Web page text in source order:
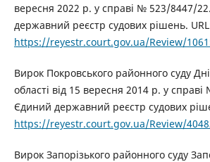
вересня 2022 р. у справі № 523/8447/
державний реєстр судових рішень.
https://reyestr.court.gov.ua/Review/
Вирок Покровського районного суду
області від 15 вересня 2014 р. у
Єдиний державний реєстр судових
https://reyestr.court.gov.ua/Review/
Вирок Запорізького районного суду